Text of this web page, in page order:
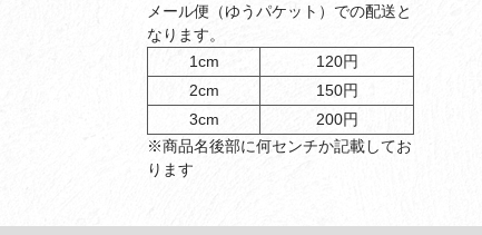
メール便（ゆうパケット）での配送と
なります。
1cm
120円
2cm
150円
3cm
200円
※商品名後部に何センチか記載してお
ります